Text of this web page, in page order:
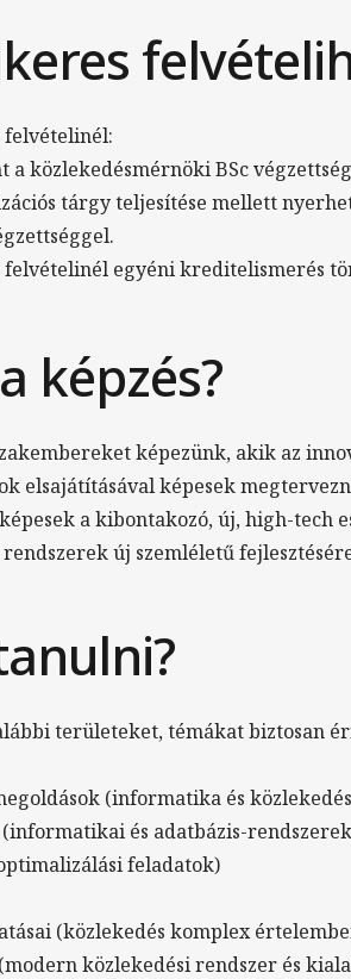
felvételinél:
a közlekedésmérnöki BSc
tárgy teljesítése mellett
egyéni kreditelismerés
képzés?
képezünk, akik az
elsajátításával képesek
a kibontakozó, új, high-tech
új szemléletű
területeket, témákat biztosan
(informatika és
és adatbázis-
feladatok)
(közlekedés komplex
közlekedési rendszer és